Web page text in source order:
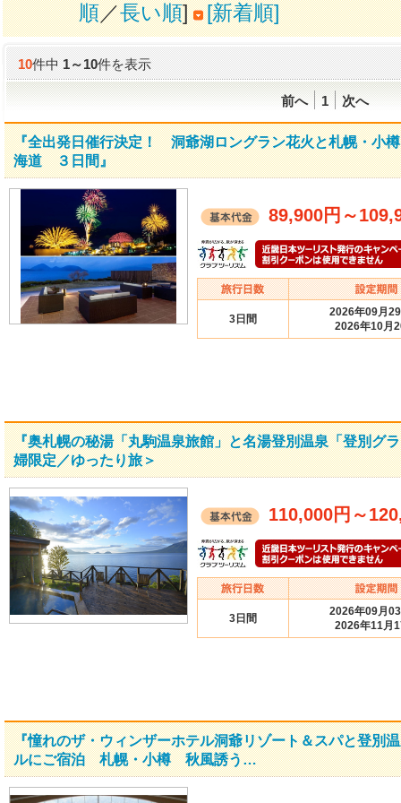
順／長い順] [新着順]
10件中1～10件を表示
前へ 1 次へ
『全出発日催行決定！ 洞爺湖ロングラン花火と札幌・小
海道 ３日間』
89,900円 ～
3日間
2026年09月
2026年10月
『奥札幌の秘湯「丸駒温泉旅館」と名湯登別温泉「登別グ
婦限定／ゆったり旅＞
110,000円 ～
3日間
2026年09月
2026年11月
『憧れのザ・ウィンザーホテル洞爺リゾート＆スパと登別
ルにご宿泊 札幌・小樽 秋風誘う…